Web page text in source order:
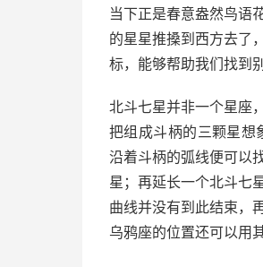
当下正是春意盎然鸟语
的星星推搡到西方去了
标，能够帮助我们找到
北斗七星并非一个星座
把组成斗柄的三颗星
沿着斗柄的弧线便可以
星；再延长一个北斗七
曲线并没有到此结束，
乌鸦座的位置还可以用